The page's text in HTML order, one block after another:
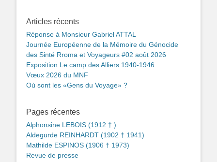
Articles récents
Réponse à Monsieur Gabriel ATTAL
Journée Européenne de la Mémoire du Génocide
des Sinté Rroma et Voyageurs #02 août 2026
Exposition Le camp des Alliers 1940-1946
Vœux 2026 du MNF
Où sont les «Gens du Voyage» ?
Pages récentes
Alphonsine LEBOIS (1912 † )
Aldegurde REINHARDT (1902 † 1941)
Mathilde ESPINOS (1906 † 1973)
Revue de presse